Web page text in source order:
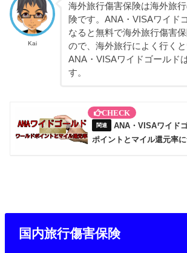
Kai
海外旅行傷害保険は海外旅
険です。ANA・VISAワイド
なると無料で海外旅行傷害
ので、海外旅行によく行く
ANA・VISAワイドゴールド
す。
ANA・VISAワイド
ポイントとマイル還元率
国内旅行傷害保険